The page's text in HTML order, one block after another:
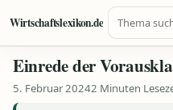
Zum Inhalt springen
Wirtschaftslexikon.de
Suche
Einrede der
5. Februar 20242 Minuten